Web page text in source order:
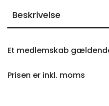
Beskrivelse
Et medlemskab
Prisen er inkl. moms